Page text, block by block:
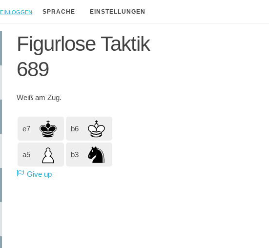
Einloggen SPRACHE EINSTELLUNGEN
Figurlose Taktik
689
Weiß am Zug.
e7 b6
a5 b3
Give up